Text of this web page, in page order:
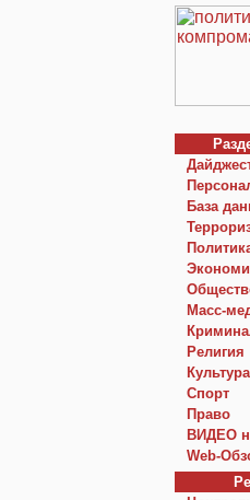
База
Macc-
Религия
Культура
Спорт
Право
ВИДЕО
Web-